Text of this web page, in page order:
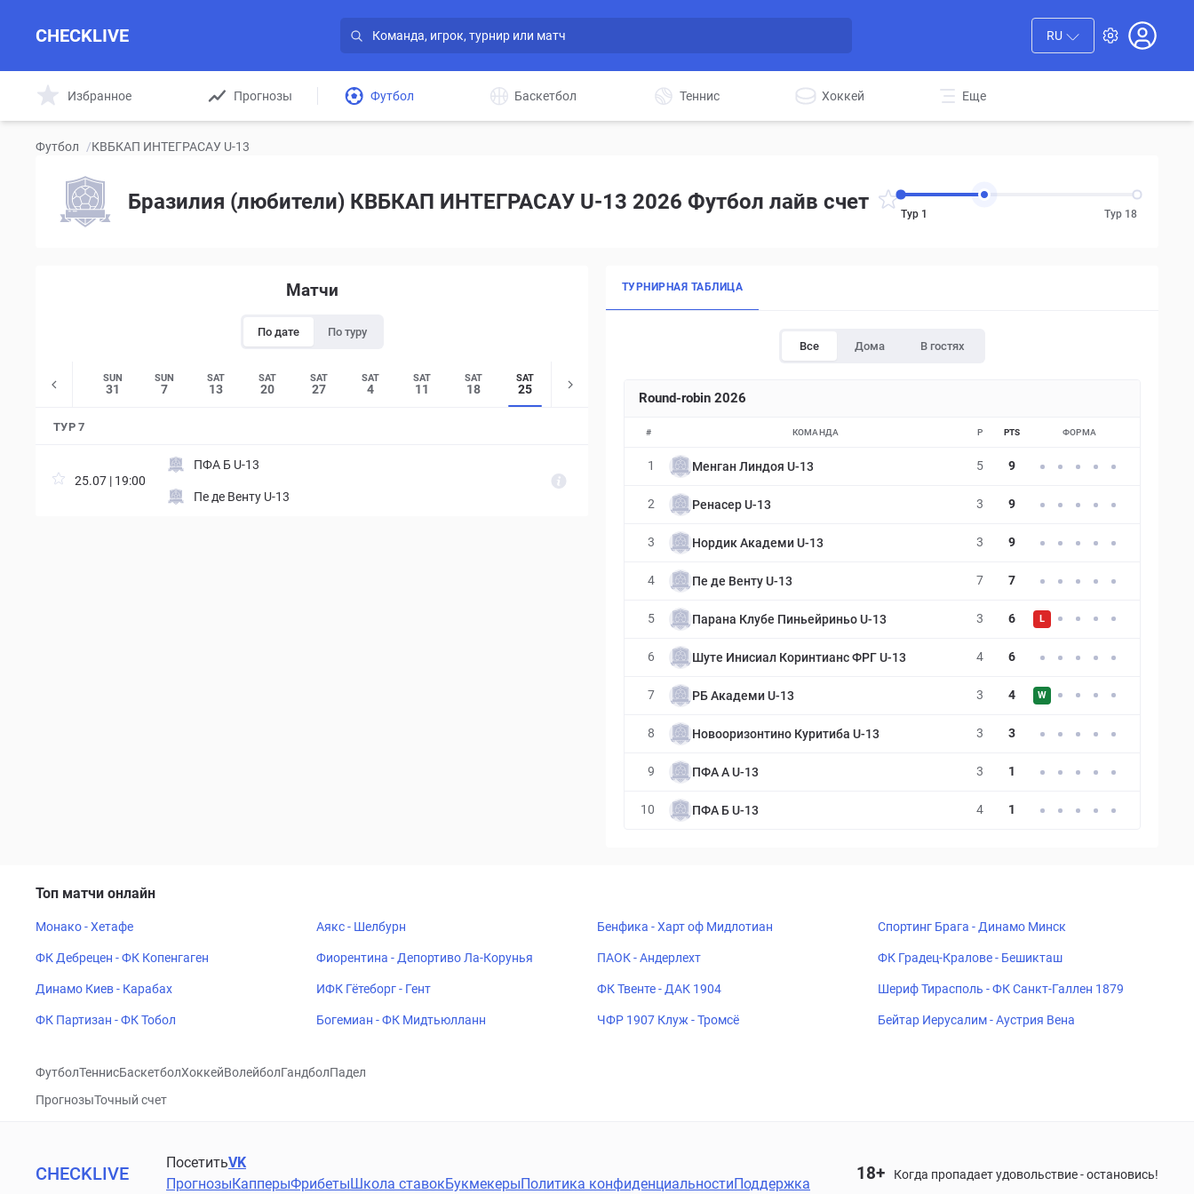
CHECKLIVE RU
Избранное Прогнозы Футбол Баскетбол Теннис Хоккей Еще
Футбол /КВБКАП ИНТЕГРАСАУ U-13
Бразилия (любители) КВБКАП ИНТЕГРАСАУ U-13 2026 Футбол лайв счет Тур 1 Тур 18
Матчи
По дате По туру
SUN
17
SUN
31
SUN
7
SAT
13
SAT
20
SAT
27
SAT
4
SAT
11
SAT
18
SAT
25
ТУР 7
25.07 | 19:00
ПФА Б U-13
Пе де Венту U-13
ТУРНИРНАЯ ТАБЛИЦА
Все Дома В гостях
Round-robin 2026
# КОМАНДА P PTS ФОРМА
1 Менган Линдоя U-13 5 9
2 Ренасер U-13 3 9
3 Нордик Академи U-13 3 9
4 Пе де Венту U-13 7 7
5 Парана Клубе Пиньейриньо U-13 3 6 L
6 Шуте Инисиал Коринтианс ФРГ U-13 4 6
7 РБ Академи U-13 3 4 W
8 Новооризонтино Куритиба U-13 3 3
9 ПФА А U-13 3 1
10 ПФА Б U-13 4 1
Топ матчи онлайн
Монако - Хетафе Аякс - Шелбурн Бенфика - Харт оф Мидлотиан Спортинг Брага - Динамо Минск
ФК Дебрецен - ФК Копенгаген Фиорентина - Депортиво Ла-Корунья ПАОК - Андерлехт ФК Градец-Кралове - Бешикташ
Динамо Киев - Карабах ИФК Гётеборг - Гент ФК Твенте - ДАК 1904 Шериф Тирасполь - ФК Санкт-Галлен 1879
ФК Партизан - ФК Тобол Богемиан - ФК Мидтьюлланн ЧФР 1907 Клуж - Тромсё Бейтар Иерусалим - Аустрия Вена
ФутболТеннисБаскетболХоккейВолейболГандболПадел
ПрогнозыТочный счет
CHECKLIVE
ПосетитьVK
ПрогнозыКапперыФрибетыШкола ставокБукмекерыПолитика конфиденциальностиПоддержка
18+ Когда пропадает удовольствие - остановись!